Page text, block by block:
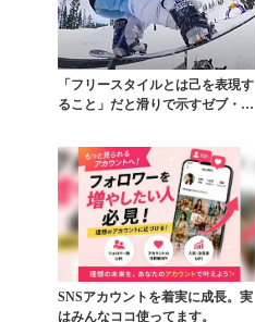
「フリースタイルとは己を表現す
ること」だと滑りで示すゼブ・パ
SNSアカウントを着実に成長。実
はみんなココ使ってます。